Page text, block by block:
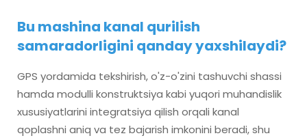
Bu mashina kanal qurilish
samaradorligini qanday yaxshilaydi?
GPS yordamida tekshirish, o'z-o'zini tashuvchi shassi
hamda modulli konstruktsiya kabi yuqori muhandislik
xususiyatlarini integratsiya qilish orqali kanal
qoplashni aniq va tez bajarish imkonini beradi, shu